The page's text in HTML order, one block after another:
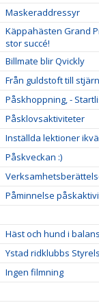
Maskeraddressyr
Käppahästen Grand
stor succé!
Billmate blir Qvickly
Från guldstoft till
Påskhoppning, -
Påsklovsaktiviteter
Inställda lektioner
Påskveckan :)
Påminnelse
Häst och hund i balans
Ystad ridklubbs
Ingen filmning